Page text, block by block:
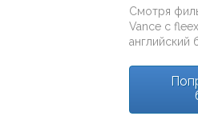
Смотря
Vance сfleex
английский